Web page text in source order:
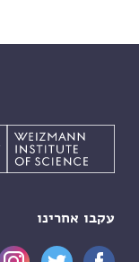
עקבו אחרינו